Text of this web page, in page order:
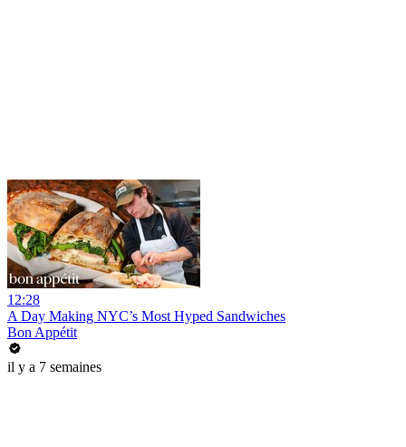
12:28
A Day Making NYC’s Most Hyped Sandwiches
Bon Appétit
il y a 7 semaines